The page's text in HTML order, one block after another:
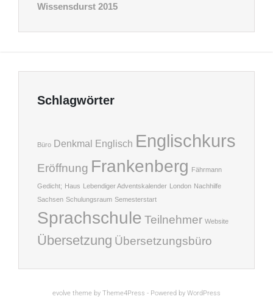
Wissensdurst 2015
Schlagwörter
Büro Denkmal Englisch Englischkurs
Eröffnung Frankenberg Fährmann
Gedicht; Haus Lebendiger Adventskalender London Nachhilfe
Sachsen Schulungsraum Semesterstart
Sprachschule Teilnehmer Website
Übersetzung Übersetzungsbüro
evolve theme by Theme4Press - Powered by WordPress